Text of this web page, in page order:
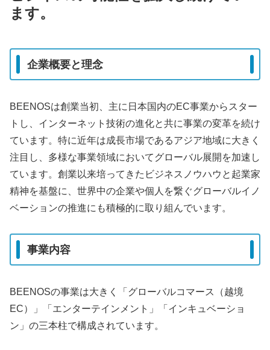
ます。
企業概要と理念
BEENOSは創業当初、主に日本国内のEC事業からスター
トし、インターネット技術の進化と共に事業の変革を続け
ています。特に近年は成長市場であるアジア地域に大きく
注目し、多様な事業領域においてグローバル展開を加速し
ています。創業以来培ってきたビジネスノウハウと起業家
精神を基盤に、世界中の企業や個人を繋ぐグローバルイノ
ベーションの推進にも積極的に取り組んでいます。
事業内容
BEENOSの事業は大きく「グローバルコマース（越境
EC）」「エンターテインメント」「インキュベーショ
ン」の三本柱で構成されています。